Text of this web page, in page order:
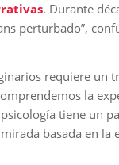
. Durante
perturbado”,
requiere un
la
tiene un
basada en la